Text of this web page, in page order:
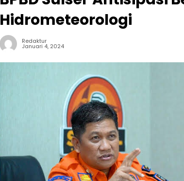
Hidrometeorologi
Redaktur
Januari 4, 2024